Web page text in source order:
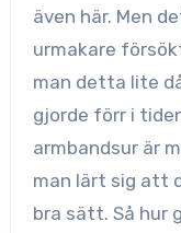
även här. Men
urmakare
man detta lite
gjorde förr i
armbandsur är
man lärt sig att
bra sätt. Så hur